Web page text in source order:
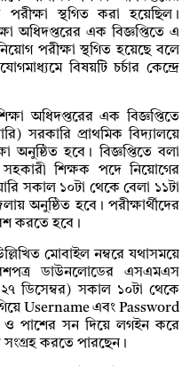
স্থগিত করা হয়েছিল।
অধিদপ্তরের এক বিজ্ঞপ্তিতে এ
পরীক্ষা স্থগিত হয়েছে বলে
বিষয়টি চর্চার কেন্দ্রে
অধিদপ্তরের এক বিজ্ঞপ্তিতে
সরকারি প্রাথমিক বিদ্যালয়ে
অনুষ্ঠিত হবে। বিজ্ঞপ্তিতে বলা
সহকারী শিক্ষক পদে নিয়োগের
সকাল ১০টা থেকে বেলা ১১টা
অনুষ্ঠিত হবে। পরীক্ষার্থীদের
করতে হবে।
মোবাইল নম্বরে যথাসময়ে
ডাউনলোডের এসএমএস
(২৭ ডিসেম্বর) সকাল ১০টা থেকে
Username এবং Password
পাশের সন দিয়ে লগইন করে
সংগ্রহ করতে পারছেন।